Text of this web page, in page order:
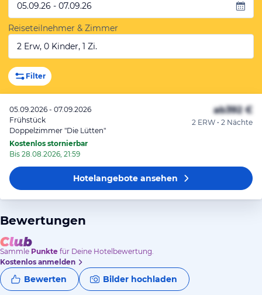
05.09.26 - 07.09.26
Reiseteilnehmer & Zimmer
2 Erw, 0 Kinder, 1 Zi.
Filter
05.09.2026 - 07.09.2026
Frühstück
Doppelzimmer "Die Lütten"
Kostenlos stornierbar
Bis 28.08.2026, 21:59
ab392 €
2 ERW • 2 Nächte
Hotelangeboteansehen
Bewertungen
Sammle Punkte für Deine Hotelbewertung.
Kostenlos anmelden
Bewerten Bilder hochladen